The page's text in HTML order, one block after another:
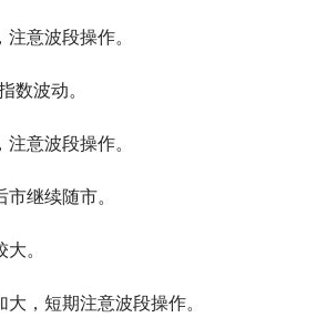
意波段操作。
数波动。
意波段操作。
继续随市。
。
，短期注意波段操作。